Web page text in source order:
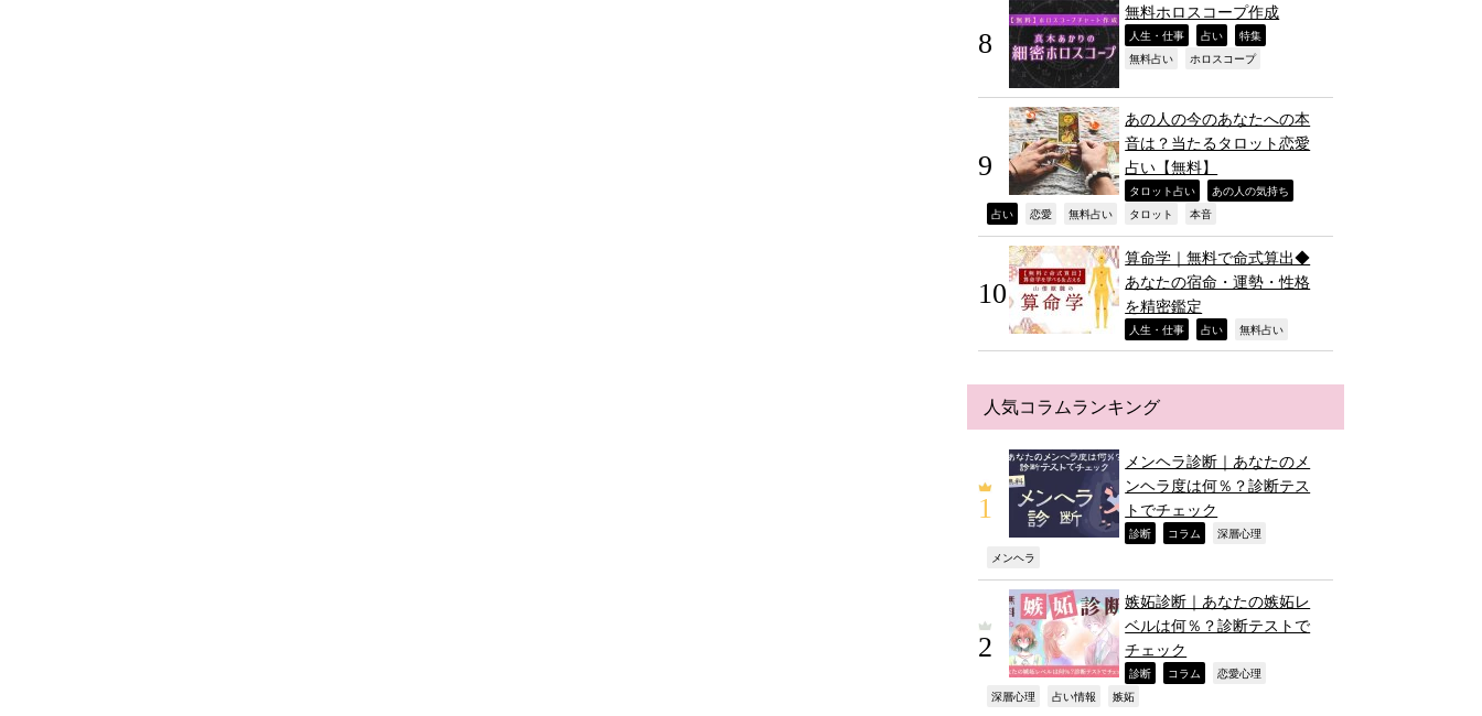
無料ホロスコープ作成
人生・仕事 占い 特集
無料占い ホロスコープ
あの人の今のあなたへの本
音は？当たるタロット恋愛
占い【無料】
タロット占い あの人の気持ち
占い 恋愛 無料占い タロット 本音
算命学｜無料で命式算出◆
あなたの宿命・運勢・性格
を精密鑑定
人生・仕事 占い 無料占い
人気コラムランキング
メンヘラ診断｜あなたのメ
ンヘラ度は何％？診断テス
トでチェック
診断 コラム 深層心理
メンヘラ
嫉妬診断｜あなたの嫉妬レ
ベルは何％？診断テストで
チェック
診断 コラム 恋愛心理
深層心理 占い情報 嫉妬